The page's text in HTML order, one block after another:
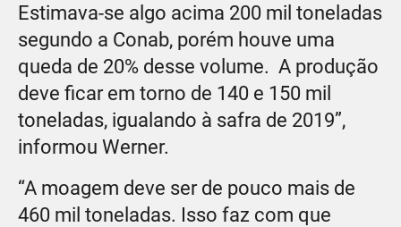
Estimava-se algo acima 200 mil toneladas
segundo a Conab, porém houve uma
queda de 20% desse volume. A produção
deve ficar em torno de 140 e 150 mil
toneladas, igualando à safra de 2019”,
informou Werner.
“A moagem deve ser de pouco mais de
460 mil toneladas. Isso faz com que